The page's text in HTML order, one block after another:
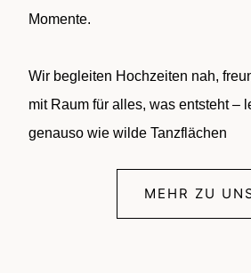
Momente.
Wir begleiten Hochzeiten nah,
mit Raum für alles, was entsteht –
genauso wie wilde Tanzflächen
MEHR ZU